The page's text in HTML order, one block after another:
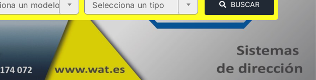
un modelo Selecciona un tipo BUSCAR